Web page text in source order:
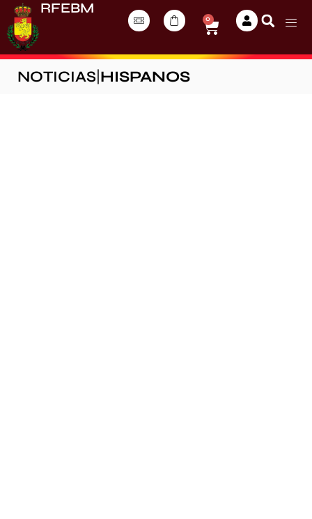
RFEBM
0
NOTICIAS HISPANOS